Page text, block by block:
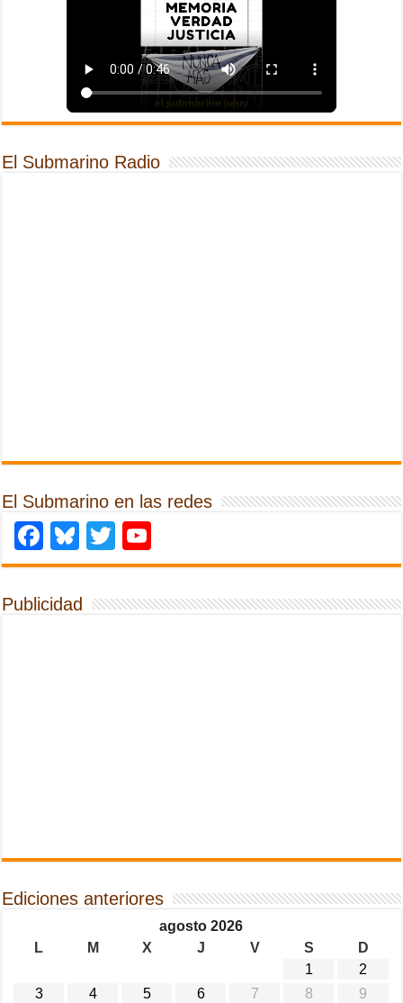
El Submarino Radio
El Submarino en las redes
Facebook
Bluesky
Twitter
Publicidad
Ediciones anteriores
agosto 2026
L
M X J V S
D
1
2
3
4 5 6 7 8
9